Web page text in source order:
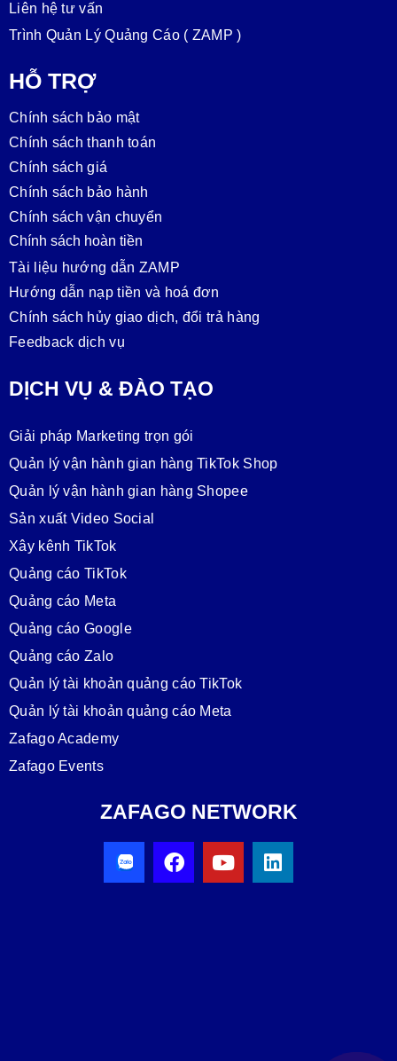
Liên hệ tư vấn
Trình Quản Lý Quảng Cáo ( ZAMP )
HỖ TRỢ
Chính sách bảo mật
Chính sách thanh toán
Chính sách giá
Chính sách bảo hành
Chính sách vận chuyển
Chính sách hoàn tiền
Tài liệu hướng dẫn ZAMP
Hướng dẫn nạp tiền và hoá đơn
Chính sách hủy giao dịch, đổi trả hàng
Feedback dịch vụ
DỊCH VỤ & ĐÀO TẠO
Giải pháp Marketing trọn gói
Quản lý vận hành gian hàng TikTok Shop
Quản lý vận hành gian hàng Shopee
Sản xuất Video Social
Xây kênh TikTok
Quảng cáo TikTok
Quảng cáo Meta
Quảng cáo Google
Quảng cáo Zalo
Quản lý tài khoản quảng cáo TikTok
Quản lý tài khoản quảng cáo Meta
Zafago Academy
Zafago Events
ZAFAGO NETWORK